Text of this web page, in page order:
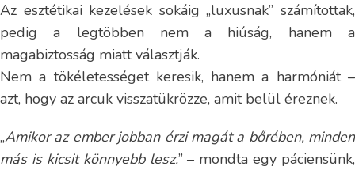
Az esztétikai kezelések sokáig „luxusnak” számítottak,
pedig a legtöbben nem a hiúság, hanem a
magabiztosság miatt választják.
Nem a tökéletességet keresik, hanem a harmóniát –
azt, hogy az arcuk visszatükrözze, amit belül éreznek.
„Amikor az ember jobban érzi magát a bőrében, minden
más is kicsit könnyebb lesz.” – mondta egy páciensünk,